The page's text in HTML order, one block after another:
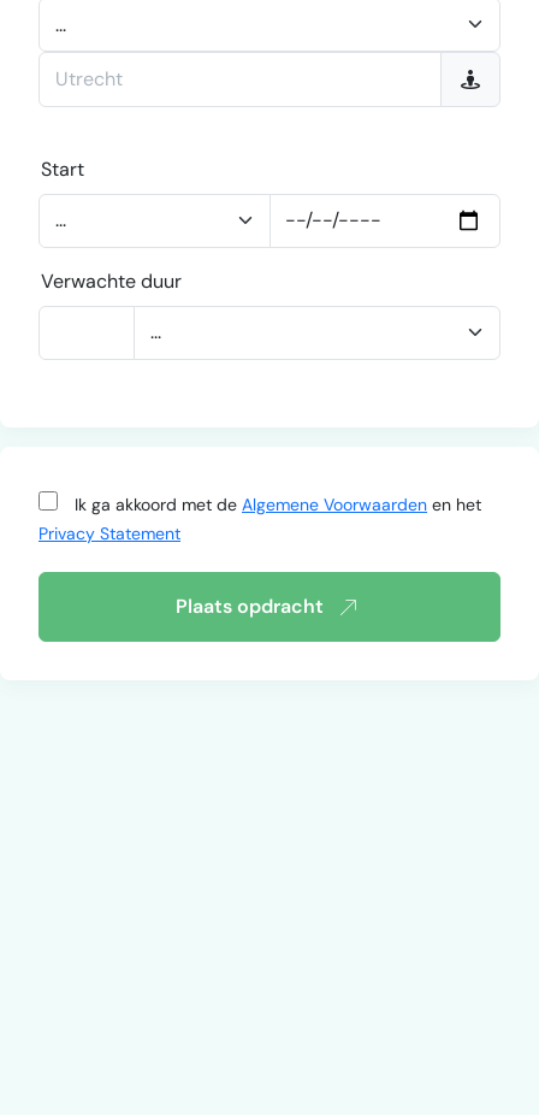
Start
Verwachte duur
Ik ga akkoord met deAlgemene Voorwaarden en het
Privacy Statement
Plaats opdracht